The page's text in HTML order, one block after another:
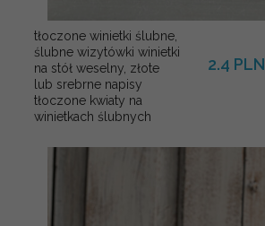
tłoczone winietki ślubne,
ślubne wizytówki winietki
na stół weselny, złote
lub srebrne napisy
tłoczone kwiaty na
winietkach ślubnych
2.4 PLN